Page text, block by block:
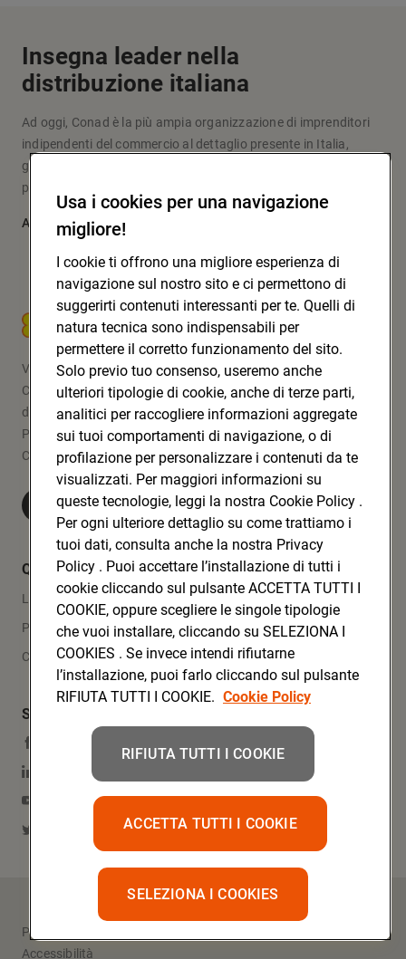
Insegna leader nella
distribuzione italiana
Ad oggi, Conad è la più ampia organizzazione di imprenditori
indipendenti del commercio al dettaglio presente in Italia,
grazie a un modello originale d’impresa e fare la spesa che
pone al centro le persone: i soci, i clienti, la comunità.
Approfondisci
CONAD SOC. COOP.
Via Michelino, 59 | 40127 BOLOGNA
Codice Fiscale e Registro Imprese
di Bologna 00865960157
PARTITA IVA 03320960374
CONAD SOC. COOP.
Visita Conad.it
Quicklinks
Lavora con noi
Press Area
Contatti
Social Media
Copyright @ Conad 2023
Privacy
Accessibilità
Usa i cookies per una navigazione
migliore!
I cookie ti offrono una migliore esperienza di
navigazione sul nostro sito e ci permettono di
suggerirti contenuti interessanti per te. Quelli di
natura tecnica sono indispensabili per
permettere il corretto funzionamento del sito.
Solo previo tuo consenso, useremo anche
ulteriori tipologie di cookie, anche di terze parti,
analitici per raccogliere informazioni aggregate
sui tuoi comportamenti di navigazione, o di
profilazione per personalizzare i contenuti da te
visualizzati. Per maggiori informazioni su
queste tecnologie, leggi la nostra Cookie Policy .
Per ogni ulteriore dettaglio su come trattiamo i
tuoi dati, consulta anche la nostra Privacy
Policy . Puoi accettare l’installazione di tutti i
cookie cliccando sul pulsante ACCETTA TUTTI I
COOKIE, oppure scegliere le singole tipologie
che vuoi installare, cliccando su SELEZIONA I
COOKIES . Se invece intendi rifiutarne
l’installazione, puoi farlo cliccando sul pulsante
RIFIUTA TUTTI I COOKIE. Cookie Policy
RIFIUTA TUTTI I COOKIE
ACCETTA TUTTI I COOKIE
SELEZIONA I COOKIES